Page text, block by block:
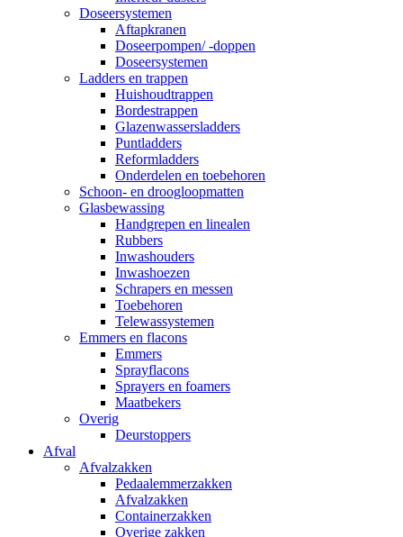
Doseersystemen
Aftapkranen
Doseerpompen/ -doppen
Doseersystemen
Ladders en trappen
Huishoudtrappen
Bordestrappen
Glazenwassersladders
Puntladders
Reformladders
Onderdelen en toebehoren
Schoon- en droogloopmatten
Glasbewassing
Handgrepen en linealen
Rubbers
Inwashouders
Inwashoezen
Schrapers en messen
Toebehoren
Telewassystemen
Emmers en flacons
Emmers
Sprayflacons
Sprayers en foamers
Maatbekers
Overig
Deurstoppers
Afval
Afvalzakken
Pedaalemmerzakken
Afvalzakken
Containerzakken
Overige zakken